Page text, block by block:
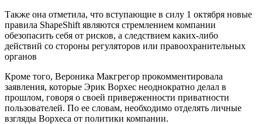
Также она отметила, что вступающие в силу 1 октября новые
правила ShapeShift являются стремлением компании
обезопасить себя от рисков, а следствием каких-либо
действий со стороны регуляторов или правоохранительных
органов
Кроме того, Вероника Макгрегор прокомментировала
заявления, которые Эрик Ворхес неоднократно делал в
прошлом, говоря о своей приверженности приватности
пользователей. По ее словам, необходимо отделять личные
взгляды Ворхеса от политики компании.